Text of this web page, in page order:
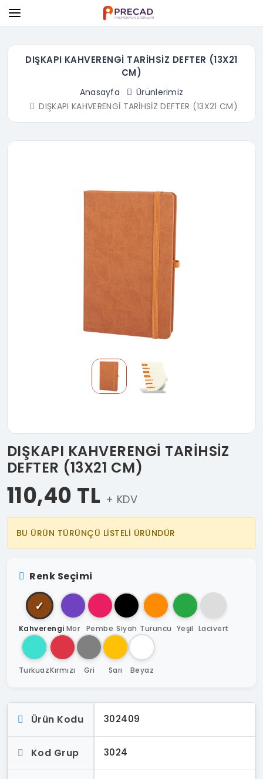
DIŞKAPI KAHVERENGİ TARİHSİZ DEFTER (13X21
CM)
Anasayfa
Ürünlerimiz
DIŞKAPI KAHVERENGİ TARİHSİZ DEFTER (13X21 CM)
DIŞKAPI KAHVERENGİ TARİHSİZ
DEFTER (13X21 CM)
110,40 TL + KDV
BU ÜRÜN TÜRÜNÇÜ LİSTELİ ÜRÜNDÜR
Renk Seçimi
✓
Kahverengi Mor Pembe Siyah Turuncu Yeşil Lacivert
TurkuazKırmızı Gri Sarı Beyaz
Ürün Kodu 302409
Kod Grup 3024